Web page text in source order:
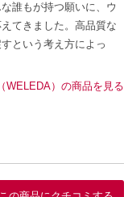
誰もが持つ願いに、ウ
てきました。高品質な
という考え方によっ
WELEDA）の商品を見る